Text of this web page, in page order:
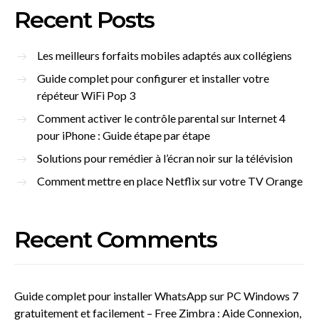
Recent Posts
Les meilleurs forfaits mobiles adaptés aux collégiens
Guide complet pour configurer et installer votre
répéteur WiFi Pop 3
Comment activer le contrôle parental sur Internet 4
pour iPhone : Guide étape par étape
Solutions pour remédier à l’écran noir sur la télévision
Comment mettre en place Netflix sur votre TV Orange
Recent Comments
Guide complet pour installer WhatsApp sur PC Windows 7
gratuitement et facilement – Free Zimbra : Aide Connexion,